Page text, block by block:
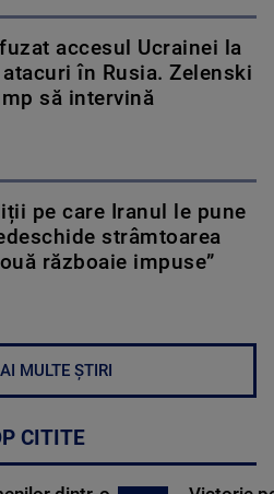
accesul Ucrainei la
în Rusia. Zelenski
să intervină
pe care Iranul le pune
strâmtoarea
războaie impuse”
MULTE ȘTIRI
CITITE